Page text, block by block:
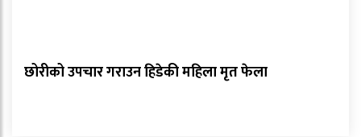
छोरीको उपचार गराउन हिडेकी महिला मृत फेला